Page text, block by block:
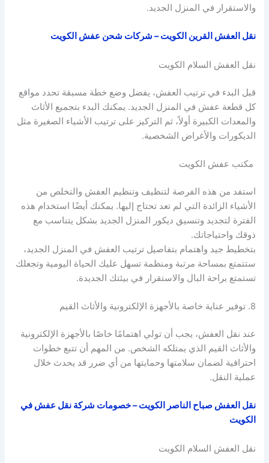
والاستقرار في المنزل الجديد.
نقل العفش القرين الكويت – شركات شحن عفش الكويت
نقل العفش السلام الكويت
قبل البدء في ترتيب العفش، يفضل وضع خطة مسبقة تحدد مواقع
كل قطعة عفش في المنزل الجديد. يمكنك البدء بتجميع الأثاث
والمعدات الكبيرة أولاً، ثم التركيز على ترتيب الأشياء الصغيرة مثل
الديكورات والأغراض الشخصية.
مكتب عفش الكويت
استفد من هذه الفرصة لتنظيف وتنظيم العفش والتخلص من
الأشياء الزائدة التي لم تعد تحتاج إليها. يمكنك أيضًا استخدام هذه
الفترة لتجديد وتنسيق ديكور المنزل الجديد بشكل يتناسب مع
ذوقك واحتياجاتك.
بتخطيط جيد واهتمام بتفاصيل ترتيب العفش في المنزل الجديد،
ستتمتع بمساحة مرتبة ومنظمة تسهل عليك الحياة اليومية وتجعلك
تستمتع براحة البال والاستقرار في بيئتك الجديدة.
8. توفير عناية خاصة بالأجهزة الإلكترونية والأثاث القيم
عند نقل العفش، يجب أن تولي اهتمامًا خاصًا بالأجهزة الإلكترونية
والأثاث القيم الذي يمتلكه الشخص. من المهم أن تتبع خطوات
احترافية لضمان سلامتها وحمايتها من أي ضرر قد يحدث خلال
عملية النقل.
نقل العفش صباح الناصر الكويت – خصومات شركة نقل عفش في
الكويت
نقل العفش السلام الكويت